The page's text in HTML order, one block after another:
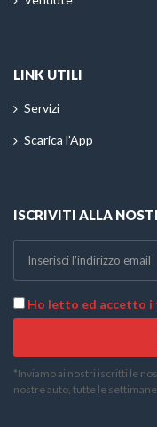
LINK UTILI
Servizi
Scarica l’App
ISCRIVITI ALLA
Ho letto ed accetto i
*Inviamo ai nostri iscritti le
nostre auto, tutte le
Telefono